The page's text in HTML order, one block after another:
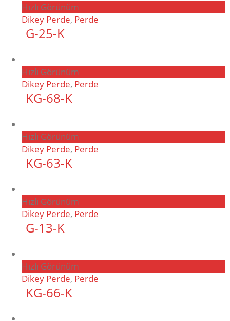
Hızlı Görünüm
Dikey Perde, Perde
G-25-K
Hızlı Görünüm
Dikey Perde, Perde
KG-68-K
Hızlı Görünüm
Dikey Perde, Perde
KG-63-K
Hızlı Görünüm
Dikey Perde, Perde
G-13-K
Hızlı Görünüm
Dikey Perde, Perde
KG-66-K